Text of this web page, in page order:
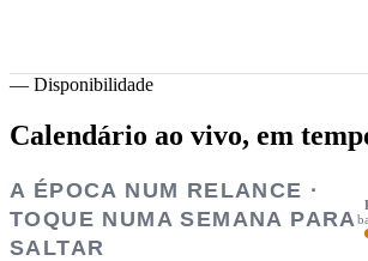
— Disponibilidade
Calendário ao vivo, em
A ÉPOCA NUM RELANCE ·
TOQUE NUMA SEMANA PARA
SALTAR